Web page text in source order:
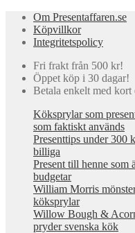
Om Presentaffaren.se
Köpvillkor
Integritetspolicy
Fri frakt från 500 kr!
Öppet köp i 30 dagar!
Betala enkelt med
Köksprylar som
som faktiskt används
Presenttips under 300
billiga
Present till henne som
budgetar
William Morris
köksprylar
Willow Bough &
pryder svenska kök